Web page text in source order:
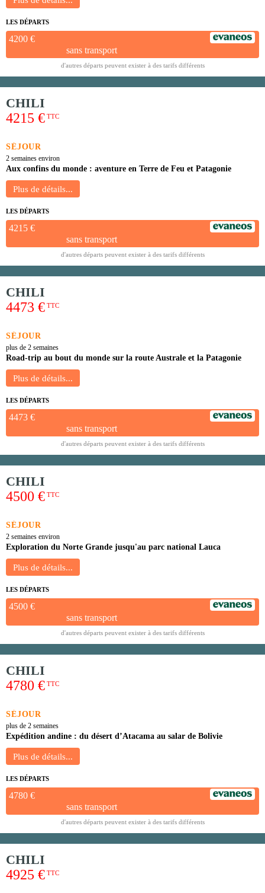
LES DÉPARTS
4200 €
sans transport
d'autres départs peuvent exister à des tarifs différents
CHILI
4215 € TTC
SÉJOUR
2 semaines environ
Aux confins du monde : aventure en Terre de Feu et Patagonie
LES DÉPARTS
4215 €
sans transport
d'autres départs peuvent exister à des tarifs différents
CHILI
4473 € TTC
SÉJOUR
plus de 2 semaines
Road-trip au bout du monde sur la route Australe et la Patagonie
LES DÉPARTS
4473 €
sans transport
d'autres départs peuvent exister à des tarifs différents
CHILI
4500 € TTC
SÉJOUR
2 semaines environ
Exploration du Norte Grande jusqu'au parc national Lauca
LES DÉPARTS
4500 €
sans transport
d'autres départs peuvent exister à des tarifs différents
CHILI
4780 € TTC
SÉJOUR
plus de 2 semaines
Expédition andine : du désert d’Atacama au salar de Bolivie
LES DÉPARTS
4780 €
sans transport
d'autres départs peuvent exister à des tarifs différents
CHILI
4925 € TTC